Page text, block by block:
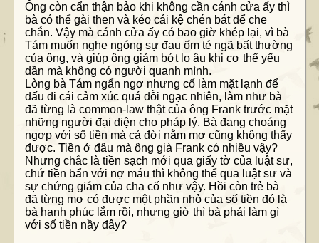
Ông còn cẩn thận bảo khi không cần cánh cửa ấy thì
bà có thể gài then và kéo cái kệ chén bát để che
chắn. Vậy mà cánh cửa ấy có bao giờ khép lại, vì bà
Tám muốn nghe ngóng sự đau ốm té ngã bất thường
của ông, và giúp ông giảm bớt lo âu khi cơ thể yếu
dần mà không có người quanh mình.
Lòng bà Tám ngẩn ngơ nhưng cố làm mặt lạnh để
dấu đi cái cảm xúc quá đỗi ngạc nhiên, làm như bà
đã từng là common-law thật của ông Frank trước mặt
những người đại diện cho pháp lý. Bà đang choáng
ngợp với số tiền mà cả đời nằm mơ cũng không thấy
được. Tiền ở đâu mà ông già Frank có nhiều vậy?
Nhưng chắc là tiền sạch mới qua giấy tờ của luật sư,
chứ tiền bẩn với nợ máu thì không thể qua luật sư và
sự chứng giám của cha cố như vậy. Hồi còn trẻ bà
đã từng mơ có được một phần nhỏ của số tiền đó là
bà hạnh phúc lắm rồi, nhưng giờ thì bà phải làm gì
với số tiền nầy đây?